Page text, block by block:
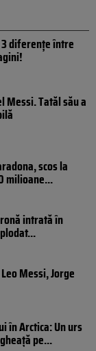
diferențe între
Messi. Tatăl său a
scos la
milioane...
intrată în
Messi, Jorge
în Arctica: Un urs
pe...